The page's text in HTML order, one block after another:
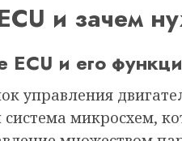
и зачем
и его
управления
микросхем,